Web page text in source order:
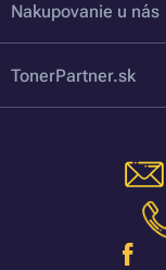
Nakupovanie u nás
TonerPartner.sk